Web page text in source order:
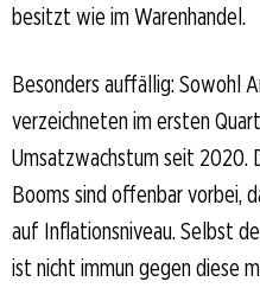
besitzt wie im Warenhandel.
Besonders auffällig: Sowohl
verzeichneten im ersten
Umsatzwachstum seit 2020.
Booms sind offenbar vorbei,
auf Inflationsniveau. Selbst
ist nicht immun gegen diese